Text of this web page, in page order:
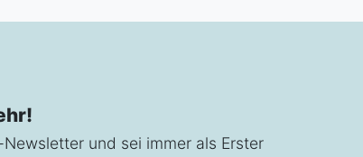
und sei immer als Erster